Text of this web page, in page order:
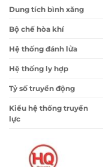
Dung tích bình xăng
Bộ chế hòa khí
Hệ thống đánh lửa
Hệ thống ly hợp
Tỷ số truyền động
Kiểu hệ thống truyền
lực